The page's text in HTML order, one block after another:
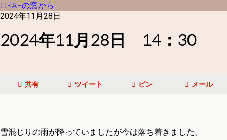
ORAEの窓から
2024年11月28日
2024年11月28日 14：30
共有 ツイート ピン メール
雪混じりの雨が降っていましたが今は落ち着きました。